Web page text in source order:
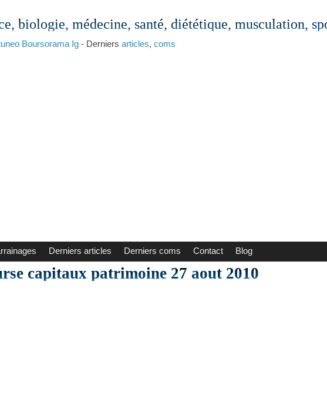
biologie, médecine, santé, diététique, musculation,
Boursorama Ig- Derniers articles, coms
Derniers articles Derniers coms Contact Blog
capitaux patrimoine 27 aout 2010